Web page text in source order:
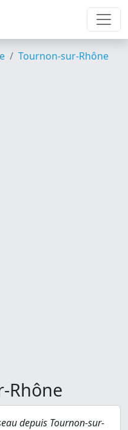
Tournon-sur-Rhône
Rhône
depuis Tournon-sur-